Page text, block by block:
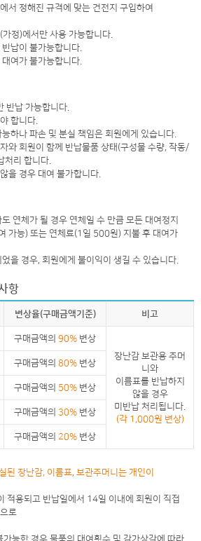
서 정해진 규격에 맞는 건전지 구입하여
정)에서만 사용 가능합니다.
납이 불가능합니다.
여가 불가능합니다.
반납 가능합니다.
합니다.
하나 파손 및 분실 책임은 회원에게 있습니다.
와 회원이 함께 반납물품 상태(구성물 수량, 작동/
처리 합니다.
을 경우 대여 불가합니다.
연체가 될 경우 연체일 수 만큼 모든 대여정지
가능) 또는 연체료(1일 500원) 지불 후 대여가
을 경우, 회원에게 불이익이 생길 수 있습니다.
항
변상율(구매금액기준) 비고
구매금액의 90% 변상
장난감 보관용 주머
니와
이름표를 반납하지
않을 경우
미반납 처리됩니다.
(각 1,000원 변상)
구매금액의 80% 변상
구매금액의 50% 변상
구매금액의 30% 변상
구매금액의 20% 변상
된 장난감, 이름표, 보관주머니는 개인이
적용되고 반납일에서 14일 이내에 회원이 직접
로
능한 경우 물품의 대여횟수 및 감가상각에 따라